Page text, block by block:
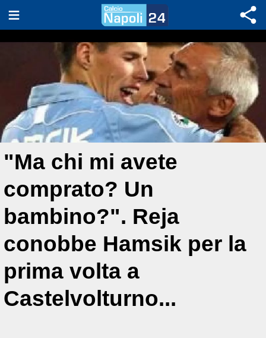
"Ma chi mi avete
comprato? Un
bambino?". Reja
conobbe Hamsik per la
prima volta a
Castelvolturno...